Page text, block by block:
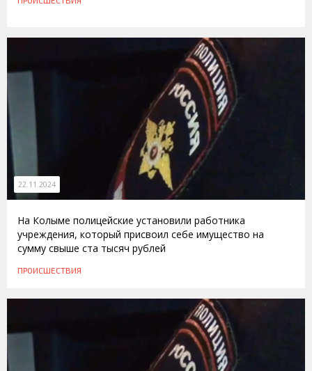
22.11.2024
На Колыме полицейские установили работника
учреждения, который присвоил себе имущество на
сумму свыше ста тысяч рублей
ПРОИСШЕСТВИЯ